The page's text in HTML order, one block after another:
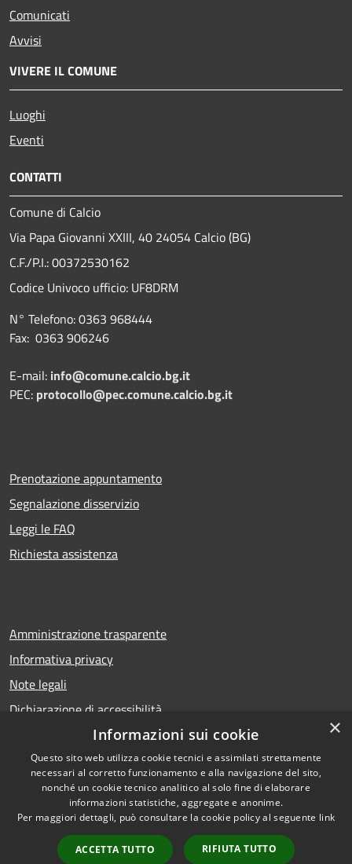
Comunicati
Avvisi
VIVERE IL COMUNE
Luoghi
Eventi
CONTATTI
Comune di Calcio
Via Papa Giovanni XXIII, 40 24054 Calcio (BG)
C.F./P.I.: 00372530162
Codice Univoco ufficio: UF8DRM
N° Telefono: 0363 968444
Fax: 0363 906246
E-mail: info@comune.calcio.bg.it
PEC: protocollo@pec.comune.calcio.bg.it
Prenotazione appuntamento
Segnalazione disservizio
Leggi le FAQ
Richiesta assistenza
Amministrazione trasparente
Informativa privacy
Note legali
Dichiarazione di accessibilità
RSS
Accessibilità
Privacy
Mappa del sito
Copyright © 2026 • Comune di
Calcio • Powered by
Municipium•Accesso
redazione
×
Informazioni sui cookie
Questo sito web utilizza cookie tecnici e assimilati strettamente
necessari al corretto funzionamento e alla navigazione del sito,
nonché un cookie tecnico analitico al solo fine di elaborare
informazioni statistiche, aggregate e anonime.
Per maggiori dettagli, può consultare la cookie policy al seguente link
ACCETTA TUTTO RIFIUTA TUTTO